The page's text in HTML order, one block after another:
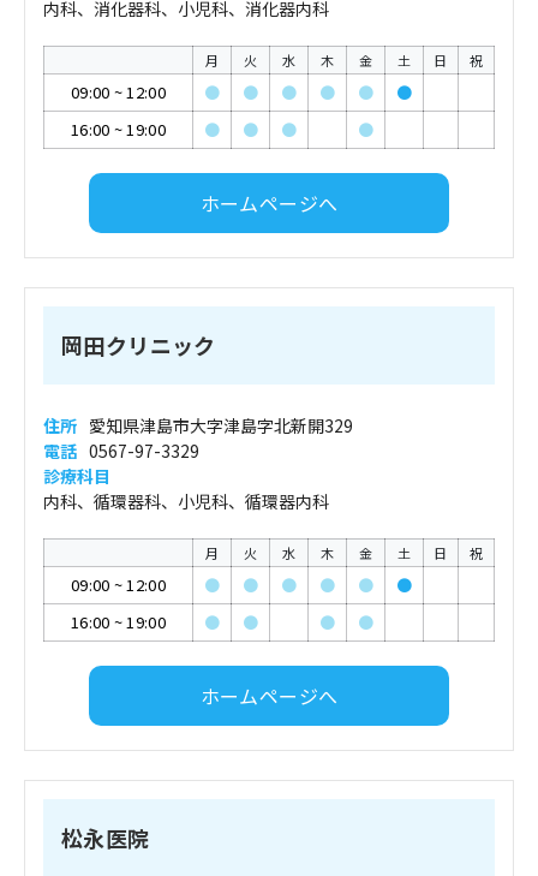
内科、消化器科、小児科、消化器内科
月 火 水 木 金 土 日 祝
09:00 ~12:00 ● ● ● ● ●
●
16:00 ~19:00 ● ● ● ●
ホームページへ
岡田クリニック
住所 愛知県津島市大字津島字北新開329
電話 0567-97-3329
診療科目
内科、循環器科、小児科、循環器内科
月 火 水 木 金 土 日 祝
09:00 ~12:00 ● ● ● ● ●
●
16:00 ~19:00 ● ● ● ●
ホームページへ
松永医院